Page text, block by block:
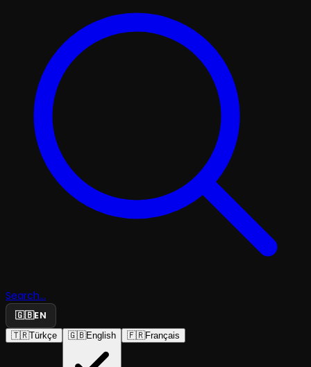
Search...
🇬🇧EN
🇹🇷Türkçe 🇬🇧English 🇫🇷Français